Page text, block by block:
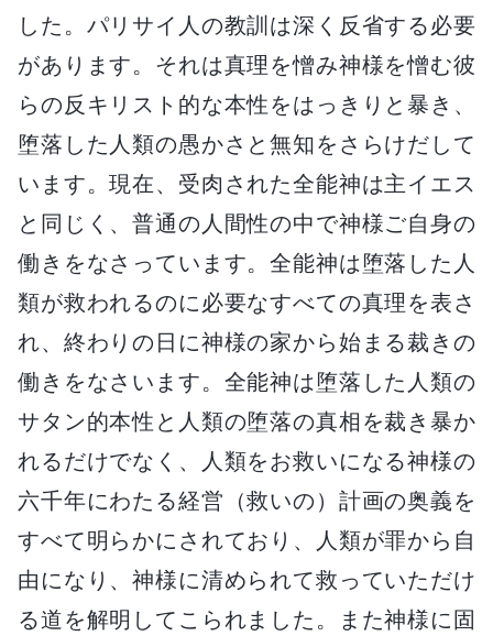
した。パリサイ人の教訓は深く反省する必要
があります。それは真理を憎み神様を憎む彼
らの反キリスト的な本性をはっきりと暴き、
堕落した人類の愚かさと無知をさらけだして
います。現在、受肉された全能神は主イエス
と同じく、普通の人間性の中で神様ご自身の
働きをなさっています。全能神は堕落した人
類が救われるのに必要なすべての真理を表さ
れ、終わりの日に神様の家から始まる裁きの
働きをなさいます。全能神は堕落した人類の
サタン的本性と人類の堕落の真相を裁き暴か
れるだけでなく、人類をお救いになる神様の
六千年にわたる経営（救いの）計画の奥義を
すべて明らかにされており、人類が罪から自
由になり、神様に清められて救っていただけ
る道を解明してこられました。また神様に固